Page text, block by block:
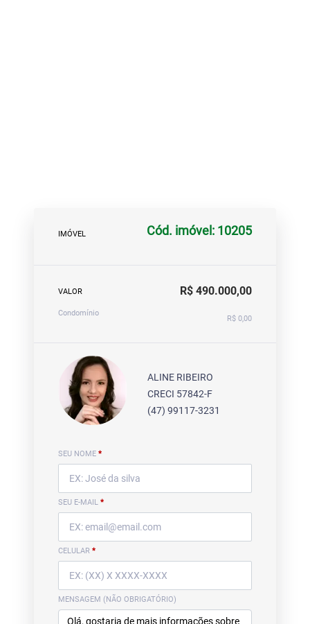
IMÓVEL Cód. imóvel: 10205
VALOR R$ 490.000,00
Condomínio
R$ 0,00
ALINE RIBEIRO
CRECI 57842-F
(47) 99117-3231
SEU NOME *
SEU E-MAIL *
CELULAR *
MENSAGEM (NÃO OBRIGATÓRIO)